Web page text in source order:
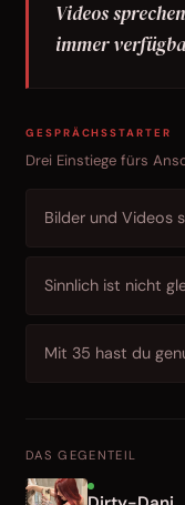
Videos
immer
GESPRÄCHSSTARTER
Drei Einstiege fürs
Bilder und Videos
Sinnlich ist nicht
Mit 35 hast du
DAS GEGENTEIL